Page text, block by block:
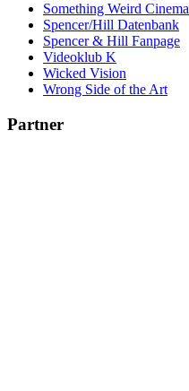
Something Weird Cinema
Spencer/Hill Datenbank
Spencer & Hill Fanpage
Videoklub K
Wicked Vision
Wrong Side of the Art
Partner